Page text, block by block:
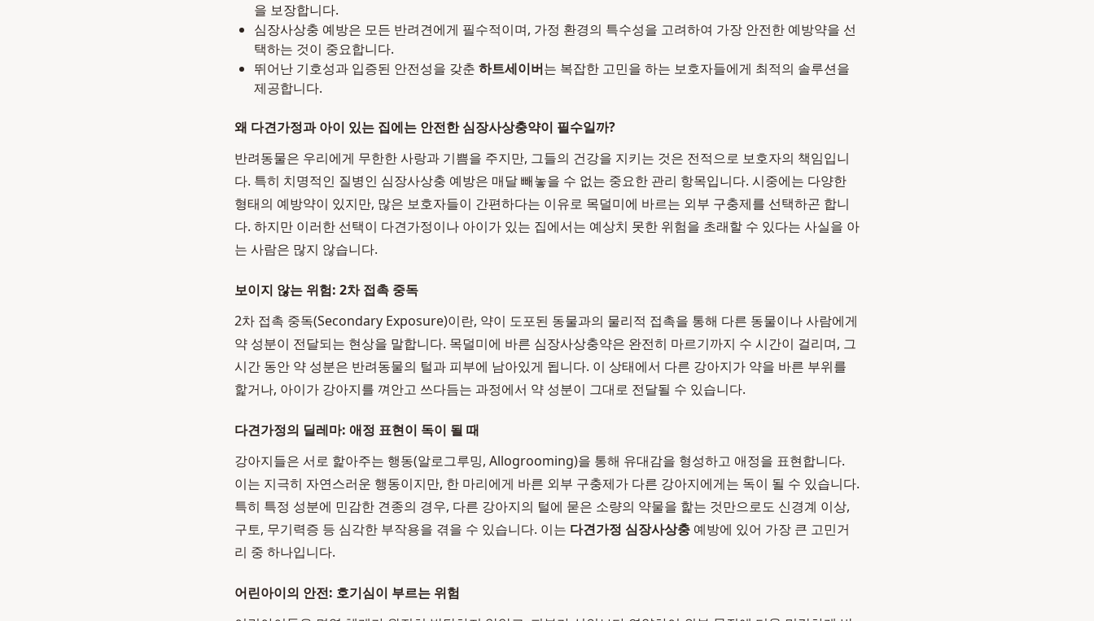
을 보장합니다.
심장사상충 예방은 모든 반려견에게 필수적이며, 가정 환경의 특수성을 고려하여 가장 안전한 예방약을 선
택하는 것이 중요합니다.
뛰어난 기호성과 입증된 안전성을 갖춘 하트세이버는 복잡한 고민을 하는 보호자들에게 최적의 솔루션을
제공합니다.
왜 다견가정과 아이 있는 집에는 안전한 심장사상충약이 필수일까?
반려동물은 우리에게 무한한 사랑과 기쁨을 주지만, 그들의 건강을 지키는 것은 전적으로 보호자의 책임입니
다. 특히 치명적인 질병인 심장사상충 예방은 매달 빼놓을 수 없는 중요한 관리 항목입니다. 시중에는 다양한
형태의 예방약이 있지만, 많은 보호자들이 간편하다는 이유로 목덜미에 바르는 외부 구충제를 선택하곤 합니
다. 하지만 이러한 선택이 다견가정이나 아이가 있는 집에서는 예상치 못한 위험을 초래할 수 있다는 사실을 아
는 사람은 많지 않습니다.
보이지 않는 위험: 2차 접촉 중독
2차 접촉 중독(Secondary Exposure)이란, 약이 도포된 동물과의 물리적 접촉을 통해 다른 동물이나 사람에게
약 성분이 전달되는 현상을 말합니다. 목덜미에 바른 심장사상충약은 완전히 마르기까지 수 시간이 걸리며, 그
시간 동안 약 성분은 반려동물의 털과 피부에 남아있게 됩니다. 이 상태에서 다른 강아지가 약을 바른 부위를
핥거나, 아이가 강아지를 껴안고 쓰다듬는 과정에서 약 성분이 그대로 전달될 수 있습니다.
다견가정의 딜레마: 애정 표현이 독이 될 때
강아지들은 서로 핥아주는 행동(알로그루밍, Allogrooming)을 통해 유대감을 형성하고 애정을 표현합니다.
이는 지극히 자연스러운 행동이지만, 한 마리에게 바른 외부 구충제가 다른 강아지에게는 독이 될 수 있습니다.
특히 특정 성분에 민감한 견종의 경우, 다른 강아지의 털에 묻은 소량의 약물을 핥는 것만으로도 신경계 이상,
구토, 무기력증 등 심각한 부작용을 겪을 수 있습니다. 이는 다견가정 심장사상충 예방에 있어 가장 큰 고민거
리 중 하나입니다.
어린아이의 안전: 호기심이 부르는 위험